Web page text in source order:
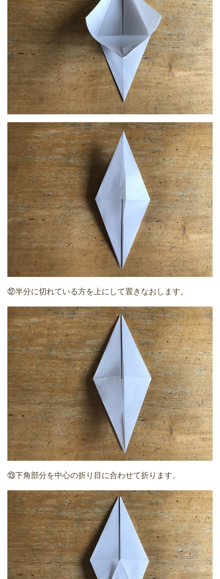
⑫半分に切れている方を上にして置きなおします。
⑬下角部分を中心の折り目に合わせて折ります。